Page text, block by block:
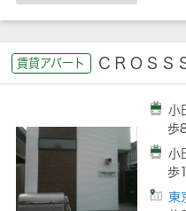
賃貸アパート ＣＲＯＳＳ
小
歩
小
歩
東